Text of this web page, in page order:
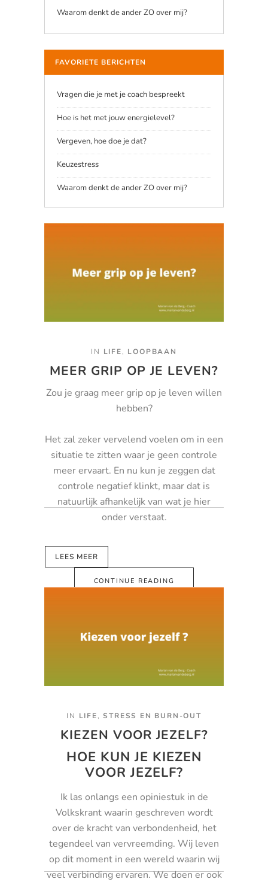
Waarom denkt de ander ZO over mij?
FAVORIETE BERICHTEN
Vragen die je met je coach bespreekt
Hoe is het met jouw energielevel?
Vergeven, hoe doe je dat?
Keuzestress
Waarom denkt de ander ZO over mij?
IN LIFE, LOOPBAAN
MEER GRIP OP JE LEVEN?
Zou je graag meer grip op je leven willen
hebben?
Het zal zeker vervelend voelen om in een
situatie te zitten waar je geen controle
meer ervaart. En nu kun je zeggen dat
controle negatief klinkt, maar dat is
natuurlijk afhankelijk van wat je hier
onder verstaat.
LEES MEER
CONTINUE READING
IN LIFE,STRESS EN BURN-OUT
KIEZEN VOOR JEZELF?
HOE KUN JE KIEZEN
VOOR JEZELF?
Ik las onlangs een opiniestuk in de
Volkskrant waarin geschreven wordt
over de kracht van verbondenheid, het
tegendeel van vervreemding. Wij leven
op dit moment in een wereld waarin wij
veel verbinding ervaren. We doen er ook